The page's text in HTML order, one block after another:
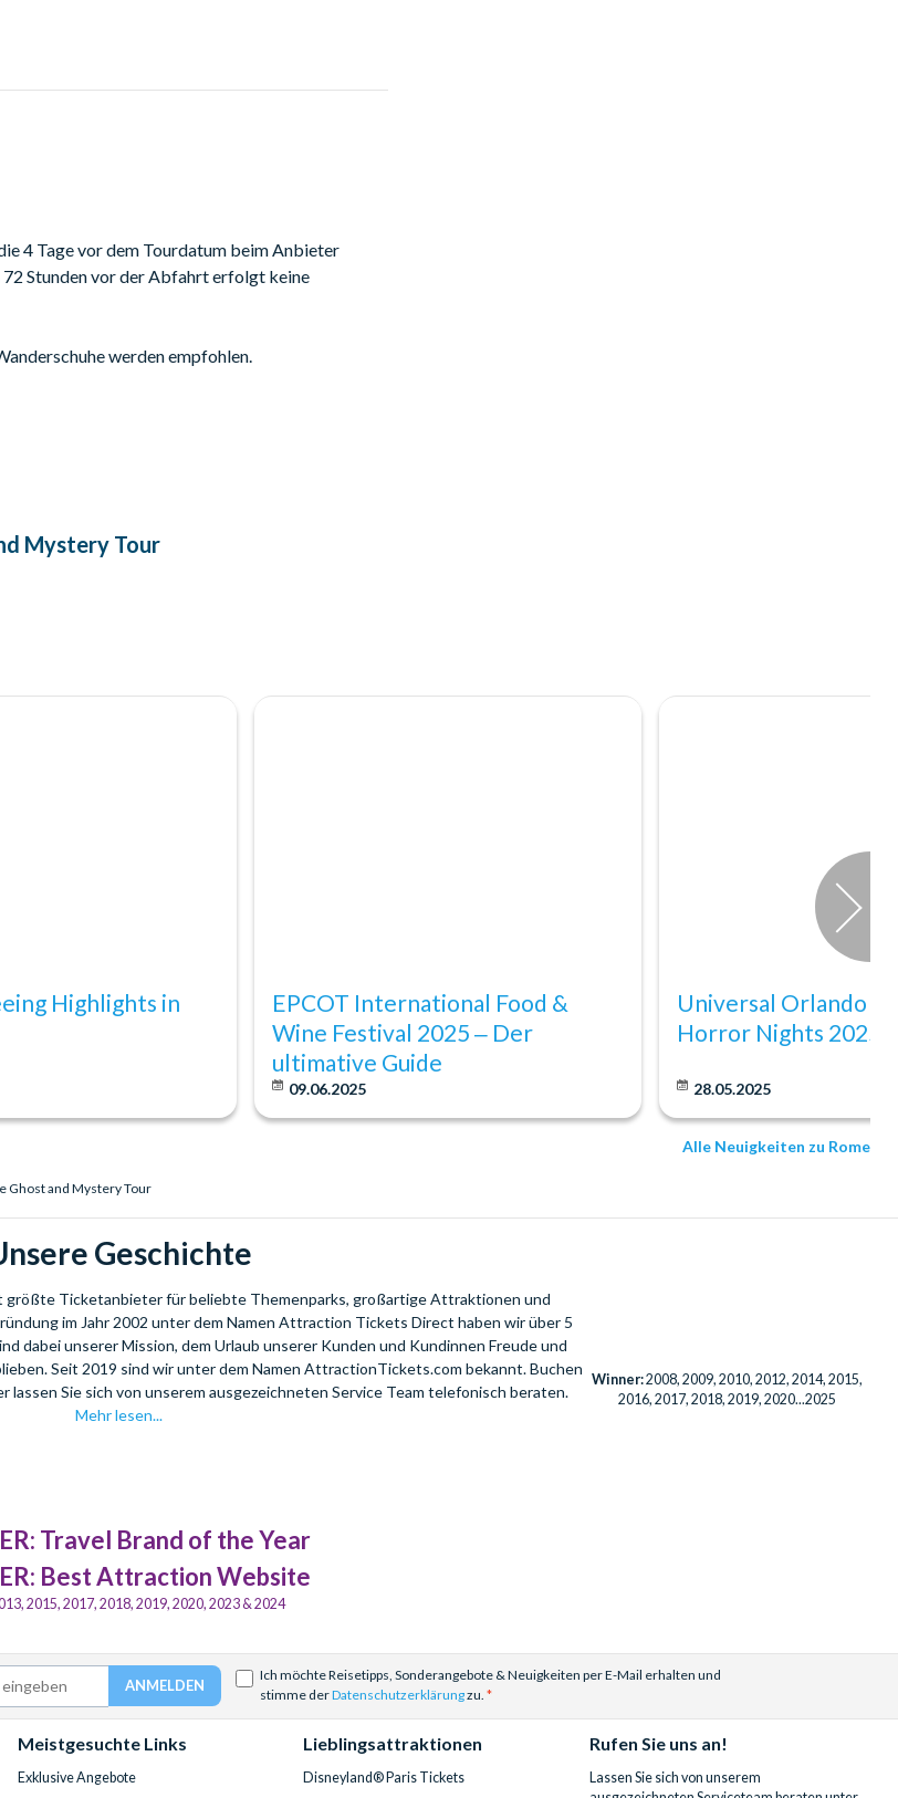
zum Leben erweckt.
Legenden hören, die dazu führen,
4 Tage vor dem Tourdatum beim Anbieter
Stunden vor der Abfahrt erfolgt keine
werden empfohlen.
Mystery Tour
Highlights in
EPCOT International Food &
Wine Festival 2025 ‒ Der
ultimative Guide
09.06.2025
Universal Orlando
Horror Nights 2025
28.05.2025
Alle Neuigkeiten zu Rome
Ghost and Mystery Tour
Geschichte
Ticketanbieter für beliebte Themenparks, großartige Attraktionen und
im Jahr 2002 unter dem Namen Attraction Tickets Direct haben wir über 5
dabei unserer Mission, dem Urlaub unserer Kunden und Kundinnen Freude und
Seit 2019 sind wir unter dem Namen AttractionTickets.com bekannt. Buchen
Sie sich von unserem ausgezeichneten Service Team telefonisch beraten.
Mehr lesen...
Travel Brand of the Year
Best Attraction Website
2015, 2017, 2018, 2019, 2020, 2023 & 2024
Winner:2008, 2009, 2010, 2012, 2014, 2015,
2016, 2017, 2018, 2019, 2020...2025
Ich möchte Reisetipps, Sonderangebote & Neuigkeiten per E-Mail erhalten und
stimme derDatenschutzerklärungzu.
Meistgesuchte Links
Exklusive Angebote
Lieblingsattraktionen
Disneyland® Paris Tickets
Rufen Sie uns an!
Lassen Sie sich von unserem